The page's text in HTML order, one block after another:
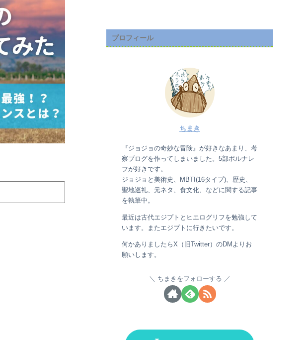
プロフィール
ちまき
『ジョジョの奇妙な冒険』が好きなあまり、考
察ブログを作ってしまいました。5部ポルナレ
フが好きです。
ジョジョと美術史、MBTI(16タイプ)、歴史、
聖地巡礼、元ネタ、食文化、などに関する記事
を執筆中。
最近は古代エジプトとヒエログリフを勉強して
います。またエジプトに行きたいです。
何かありましたらX（旧Twitter）のDMよりお
願いします。
ちまきをフォローする